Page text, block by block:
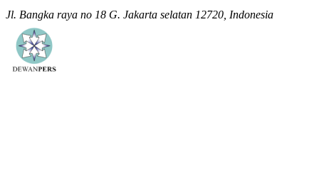
Jl. Bangka raya no 18 G. Jakarta selatan 12720, Indonesia